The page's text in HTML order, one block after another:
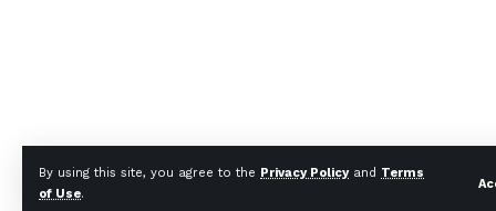
By using this site, you agree to the Privacy Policyand Terms
of Use.